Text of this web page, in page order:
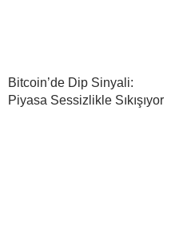
Bitcoin’de Dip Sinyali:
Piyasa Sessizlikle Sıkışıyor